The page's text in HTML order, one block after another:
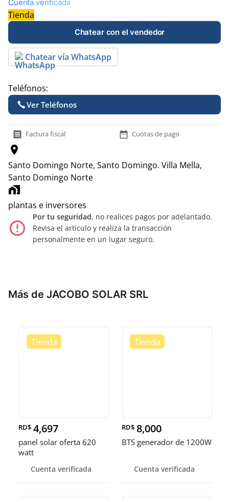
Cuenta verificada
Tienda
Chatear con el vendedor
Chatear vía WhatsApp
Teléfonos:
Ver Teléfonos
receipt Factura fiscal date_range Cuotas de pago
location_on
Santo Domingo Norte, Santo Domingo. Villa Mella,
Santo Domingo Norte
home_work
plantas e inversores
error_outline
Por tu seguridad, no realices pagos por adelantado.
Revisa el artículo y realiza la transacción
personalmente en un lugar seguro.
Más de JACOBO SOLAR SRL
RD$ 4,697
panel solar oferta 620
watt
Cuenta verificada
RD$ 8,000
BTS generador de 1200W
Cuenta verificada